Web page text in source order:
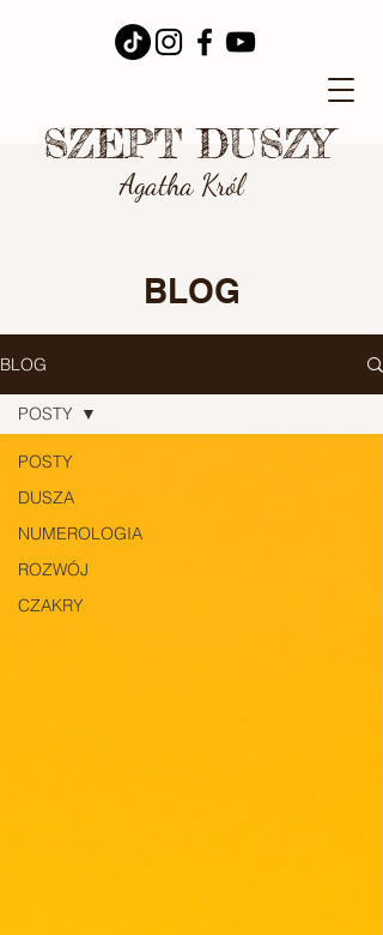
Agatha Król
SZEPT DUSZY
BLOG
BLOG
POSTY
DUSZA
NUMEROLOGIA
ROZWÓJ
CZAKRY
POSTY